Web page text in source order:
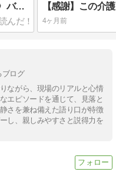
【新しい考え方】ワーク〈ライク〉バランスに触れて、介護生活とリンクさせてみた。
4ヶ月前
ブログ
ながら、現場のリアルと心情
エピソードを通じて、見落と
さを兼ね備えた語り口が特徴
し、親しみやすさと説得力を